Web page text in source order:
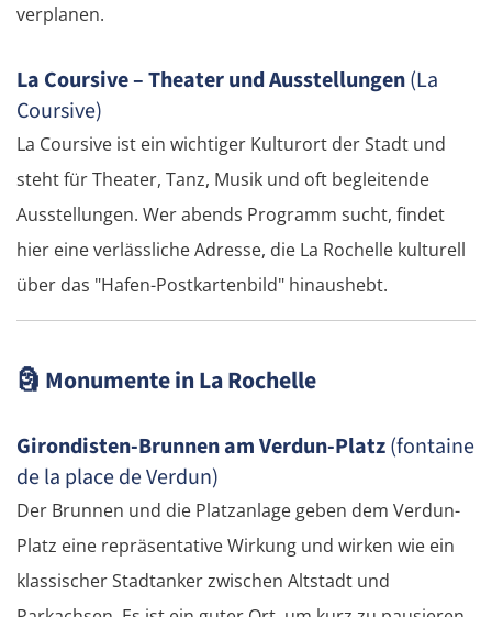
verplanen.
La Coursive – Theater und Ausstellungen(La
Coursive)
La Coursive ist ein wichtiger Kulturort der Stadt und
steht für Theater, Tanz, Musik und oft begleitende
Ausstellungen. Wer abends Programm sucht, findet
hier eine verlässliche Adresse, die La Rochelle kulturell
über das "Hafen-Postkartenbild" hinaushebt.
🗿 Monumente in La Rochelle
Girondisten-Brunnen am Verdun-Platz(fontaine
de la place de Verdun)
Der Brunnen und die Platzanlage geben dem Verdun-
Platz eine repräsentative Wirkung und wirken wie ein
klassischer Stadtanker zwischen Altstadt und
Suwałki
Łomża
Wyszków
Żyrardów
Łódź
Turek